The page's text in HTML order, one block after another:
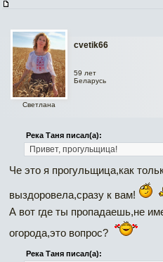
cvetik66
Светлана
59 лет
Беларусь
Река Таня писал(а):
Привет, прогульщица!
Че это я прогульщица,как
выздоровела,сразу к вам!
А вот где ты пропадаешь,не
огорода,это вопрос?
Река Таня писал(а):